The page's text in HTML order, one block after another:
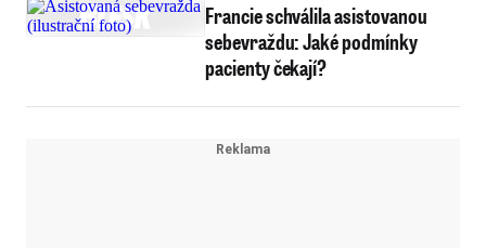
Francie schválila asistovanou
sebevraždu: Jaké podmínky
pacienty čekají?